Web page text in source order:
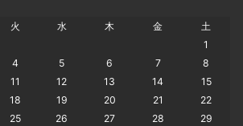
火 水 木 金
土
1
4 5 6 7
8
11 12 13 14
15
18 19 20 21
22
25 26 27 28
29